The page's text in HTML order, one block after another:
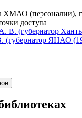
ХМАО (персоналии),
доступа
В. (губернатор
ЯНАО